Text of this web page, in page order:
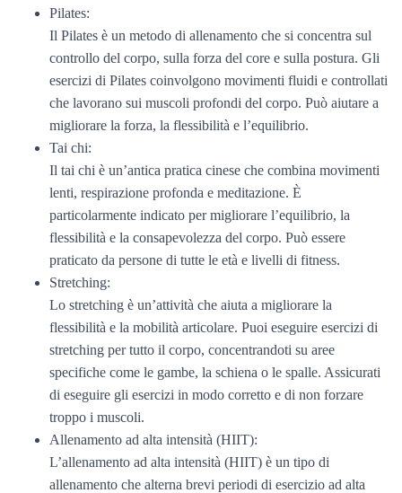
Pilates:
Il Pilates è un metodo di allenamento che si concentra sul
controllo del corpo, sulla forza del core e sulla postura. Gli
esercizi di Pilates coinvolgono movimenti fluidi e controllati
che lavorano sui muscoli profondi del corpo. Può aiutare a
migliorare la forza, la flessibilità e l’equilibrio.
Tai chi:
Il tai chi è un’antica pratica cinese che combina movimenti
lenti, respirazione profonda e meditazione. È
particolarmente indicato per migliorare l’equilibrio, la
flessibilità e la consapevolezza del corpo. Può essere
praticato da persone di tutte le età e livelli di fitness.
Stretching:
Lo stretching è un’attività che aiuta a migliorare la
flessibilità e la mobilità articolare. Puoi eseguire esercizi di
stretching per tutto il corpo, concentrandoti su aree
specifiche come le gambe, la schiena o le spalle. Assicurati
di eseguire gli esercizi in modo corretto e di non forzare
troppo i muscoli.
Allenamento ad alta intensità (HIIT):
L’allenamento ad alta intensità (HIIT) è un tipo di
allenamento che alterna brevi periodi di esercizio ad alta